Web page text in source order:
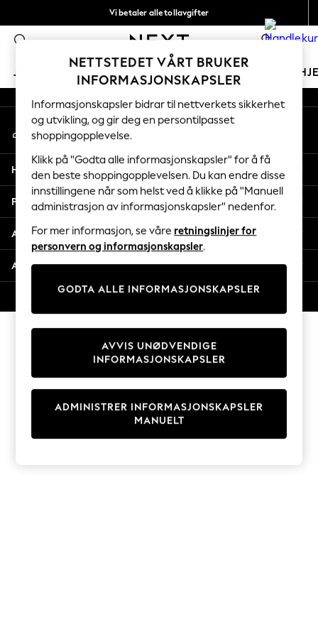
Vi betaler alle tollavgifter
Fleksible og sikre betalinger med Klarna 0
JENTER GUTTER BABY KVINNER
GIRLS
New In
50 - 92cm
98 - 110cm
116 - 134cm
140 - 174cm
Trending: Top & Short Sets
Trending: Clogs
Toy Story
THE SET
Coats & Jackets
Sweatshirts & Hoodies
Knitwear
Cardigans
Dresses
Sets & Outfits
T-Shirts
An error occurred on client
Våre sosiale nettverk
Min konto
Logg inn på kontoen din
Hjelp
Personvern & Juridisk
Avdelinger
Andre tjenester
NETTSTEDET VÅRT BRUKER
INFORMASJONSKAPSLER
Informasjonskapsler bidrar til nettverkets sikkerhet
og utvikling, og gir deg en persontilpasset
shoppingopplevelse.
Klikk på "Godta alle informasjonskapsler" for å få
den beste shoppingopplevelsen. Du kan endre disse
innstillingene når som helst ved å klikke på "Manuell
administrasjon av informasjonskapsler" nedenfor.
For mer informasjon, se våre retningslinjer for
personvern og informasjonskapsler.
GODTA ALLE INFORMASJONSKAPSLER
ADMINISTRER INFORMASJONSKAPSLER
MANUELT
AVVIS UNØDVENDIGE
INFORMASJONSKAPSLER